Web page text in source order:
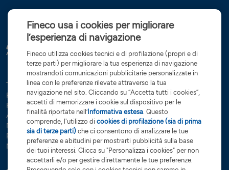
Tutte le condizioni Trasparenza Reclami e ricorsi
Rapporti dormienti
Dati Societari
Servizi di investimento
Preferenze cookies
Governance
Arbitro controversie finanziarie
Open Banking
Dichiarazione di accessibilità
Whistleblowing
Risoluzione bancaria
Sostenibilità (SFDR)
Glossario
Note Legali
Fineco usa i cookies per migliorare
l’esperienza di navigazione
Fineco utilizza cookies tecnici e di profilazione (propri e di
terze parti) per migliorare la tua esperienza di navigazione
mostrandoti comunicazioni pubblicitarie personalizzate in
linea con le preferenze rilevate attraverso la tua
navigazione nel sito. Cliccando su “Accetta tutti i cookies”,
accetti di memorizzare i cookie sul dispositivo per le
finalità riportate nell’Informativa estesa. Questo
comprende, l'utilizzo di cookies di profilazione (sia di prima
sia di terze parti)che ci consentono di analizzare le tue
preferenze e abitudini per mostrarti pubblicità sulla base
dei tuoi interessi. Clicca su "Personalizza i cookies" per non
accettarli e/o per gestire direttamente le tue preferenze.